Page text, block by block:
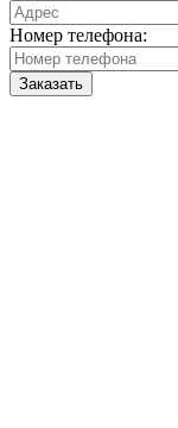
Номер телефона:
Заказать